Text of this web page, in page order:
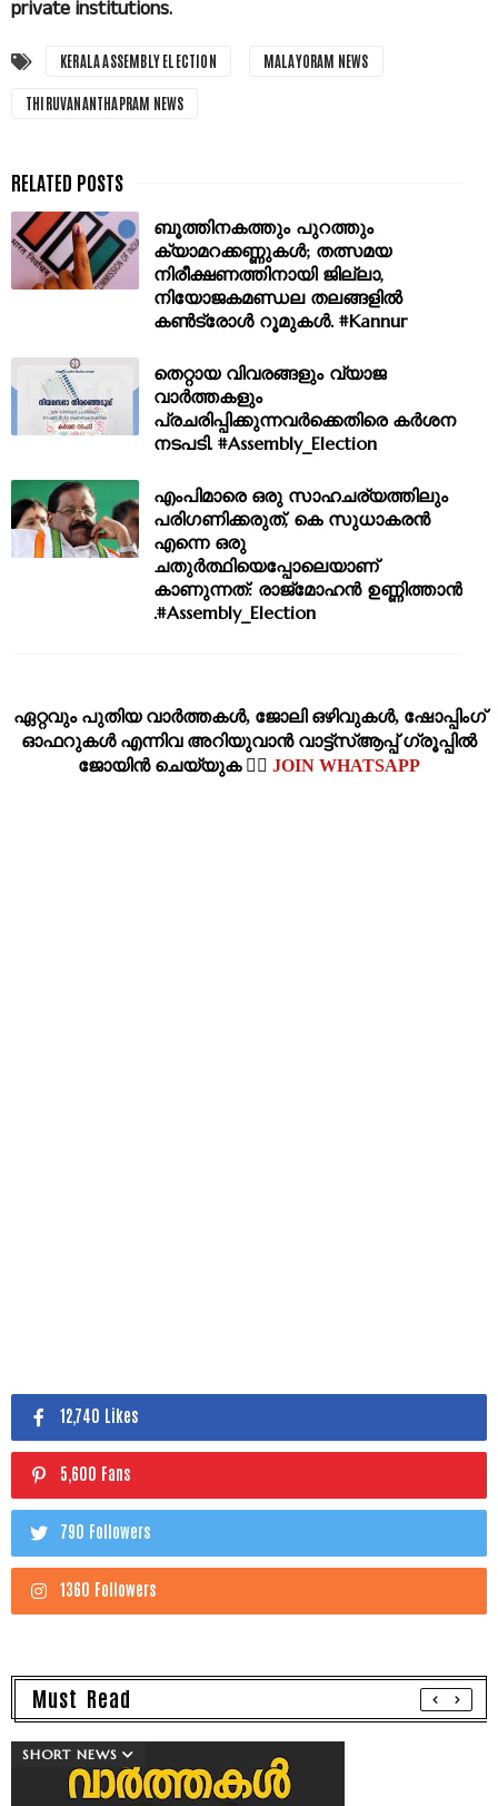
private institutions.
KERALA ASSEMBLY ELECTION MALAYORAM NEWS
THIRUVANANTHAPRAM NEWS
ബൂത്തിനകത്തും പുറത്തും
ക്യാമറക്കണ്ണുകൾ; തത്സമയ
നിരീക്ഷണത്തിനായി ജില്ലാ,
നിയോജകമണ്ഡല തലങ്ങളിൽ
കൺട്രോൾ റൂമുകൾ. #Kannur
തെറ്റായ വിവരങ്ങളും വ്യാജ
വാർത്തകളും
പ്രചരിപ്പിക്കുന്നവർക്കെതിരെ കർശന
നടപടി. #Assembly_Election
എംപിമാരെ ഒരു സാഹചര്യത്തിലും
പരിഗണിക്കരുത്, കെ സുധാകരൻ
എന്നെ ഒരു
ചതുർത്ഥിയെപ്പോലെയാണ്
കാണുന്നത്: രാജ്മോഹൻ ഉണ്ണിത്താൻ
.#Assembly_Election
ഏറ്റവും പുതിയ വാര്‍ത്തകള്‍, ജോലി ഒഴിവുകള്‍, ഷോപ്പിംഗ്‌
ഓഫറുകള്‍ എന്നിവ അറിയുവാന്‍ വാട്ട്സ്ആപ്പ് ഗ്രൂപ്പില്‍
ജോയിന്‍ ചെയ്യുക 👉🏽 JOIN WHATSAPP
12,740 Likes
5,600 Fans
790 Followers
1360 Followers
Must Read
SHORT NEWS